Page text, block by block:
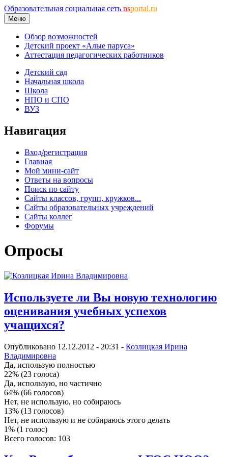
Образовательная социальная сеть nsportal.ru
Меню
Обзор возможностей
Детский проект «Алые паруса»
Аттестация педагогических работников
Детский сад
Начальная школа
Школа
НПО и СПО
ВУЗ
Навигация
Вход/регистрация
Главная
Мой мини-сайт
Ответы на вопросы
Поиск по сайту
Сайты классов, групп, кружков...
Сайты образовательных учреждений
Сайты коллег
Форумы
Опросы
Используете ли Вы новую технологию
оценивания учебных успехов
учащихся?
Опубликовано 12.12.2012 - 20:31 - Козлицкая Ирина
Владимировна
Да, использую полностью
22% (23 голоса)
Да, использую, но частично
64% (66 голосов)
Нет, не использую, но собираюсь
13% (13 голосов)
Нет, не использую и не собираюсь этого делать
1% (1 голос)
Всего голосов: 103